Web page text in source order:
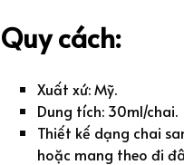
Quy cách:
Xuất xứ: Mỹ.
Dung tích: 30ml/chai.
Thiết kế dạng chai
hoặc mang theo đi